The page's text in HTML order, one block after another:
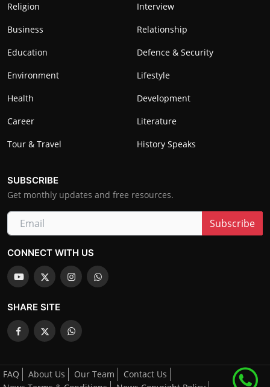
Religion
Interview
Business
Relationship
Education
Defence & Security
Environment
Lifestyle
Health
Development
Career
Literature
Tour & Travel
History Speaks
SUBSCRIBE
Get monthly updates and free resources.
Subscribe
CONNECT WITH US
SHARE SITE
FAQ About Us Our Team
Contact Us